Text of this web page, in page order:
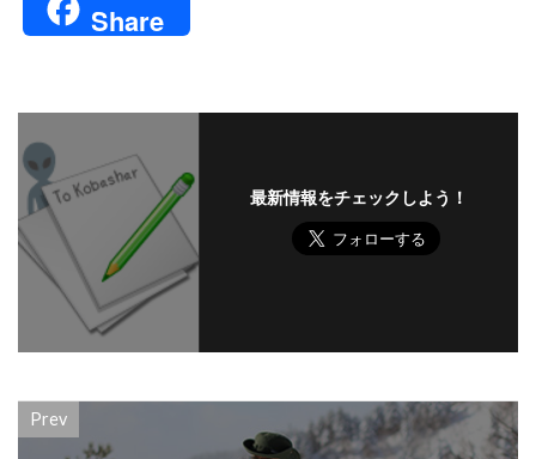
Share
最新情報をチェックしよう！
Prev